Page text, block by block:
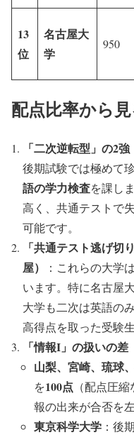
13
位
名古屋大
学
950
配点比率から
「二次逆転型」の2
後期試験では極めて
語の学力検査を課し
高く、共通テストで
可能です。
「共通テスト逃げ切
屋）
：これらの大学
います。特に名古屋
大学も二次は英語の
高得点を取った受験
「情報I」の扱いの差
山梨、宮崎、琉球
を100点 （配点圧
報の出来が合否を
東京科学大学 ：後